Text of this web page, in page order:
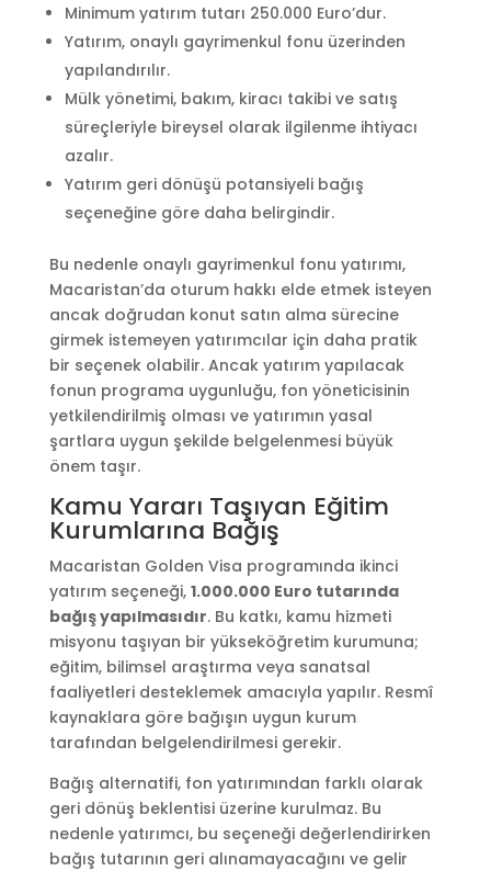
Minimum yatırım tutarı 250.000 Euro’dur.
Yatırım, onaylı gayrimenkul fonu üzerinden
yapılandırılır.
Mülk yönetimi, bakım, kiracı takibi ve satış
süreçleriyle bireysel olarak ilgilenme ihtiyacı
azalır.
Yatırım geri dönüşü potansiyeli bağış
seçeneğine göre daha belirgindir.
Bu nedenle onaylı gayrimenkul fonu yatırımı,
Macaristan’da oturum hakkı elde etmek isteyen
ancak doğrudan konut satın alma sürecine
girmek istemeyen yatırımcılar için daha pratik
bir seçenek olabilir. Ancak yatırım yapılacak
fonun programa uygunluğu, fon yöneticisinin
yetkilendirilmiş olması ve yatırımın yasal
şartlara uygun şekilde belgelenmesi büyük
önem taşır.
Kamu Yararı Taşıyan Eğitim
Kurumlarına Bağış
Macaristan Golden Visa programında ikinci
yatırım seçeneği, 1.000.000 Euro tutarında
bağış yapılmasıdır. Bu katkı, kamu hizmeti
misyonu taşıyan bir yükseköğretim kurumuna;
eğitim, bilimsel araştırma veya sanatsal
faaliyetleri desteklemek amacıyla yapılır. Resmî
kaynaklara göre bağışın uygun kurum
tarafından belgelendirilmesi gerekir.
Bağış alternatifi, fon yatırımından farklı olarak
geri dönüş beklentisi üzerine kurulmaz. Bu
nedenle yatırımcı, bu seçeneği değerlendirirken
bağış tutarının geri alınamayacağını ve gelir